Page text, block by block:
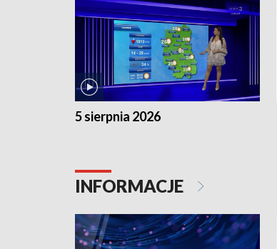
5 sierpnia 2026
INFORMACJE